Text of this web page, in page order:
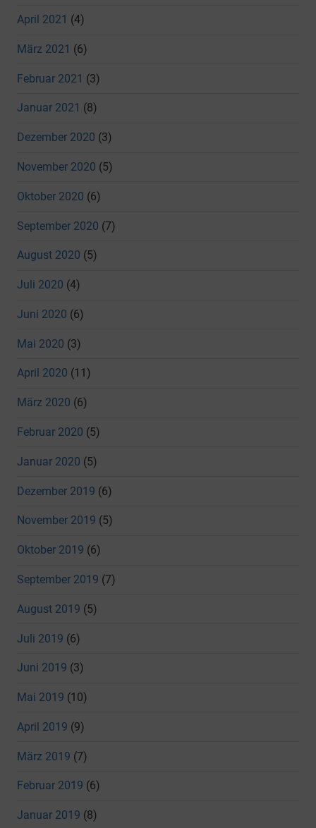
April 2021 (4)
März 2021 (6)
Februar 2021 (3)
Januar 2021 (8)
Dezember 2020 (3)
November 2020 (5)
Oktober 2020 (6)
September 2020 (7)
August 2020 (5)
Juli 2020 (4)
Juni 2020 (6)
Mai 2020 (3)
April 2020 (11)
März 2020 (6)
Februar 2020 (5)
Januar 2020 (5)
Dezember 2019 (6)
November 2019 (5)
Oktober 2019 (6)
September 2019 (7)
August 2019 (5)
Juli 2019 (6)
Juni 2019 (3)
Mai 2019 (10)
April 2019 (9)
März 2019 (7)
Februar 2019 (6)
Januar 2019 (8)